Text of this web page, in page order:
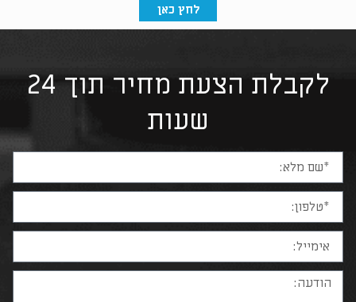
לחץ כאן
לקבלת הצעת מחיר תוך 24
שעות